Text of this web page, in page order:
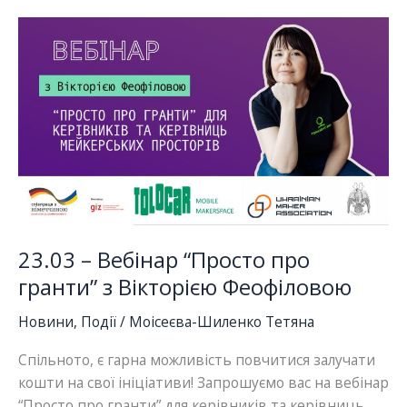
Фаблабу
Devon,
Маркусом
Брауном
23.03 – Вебінар “Просто про
гранти” з Вікторією Феофіловою
Новини, Події/ Моісеєва-Шиленко Тетяна
Спільното, є гарна можливість повчитися залучати
кошти на свої ініціативи! Запрошуємо вас на вебінар